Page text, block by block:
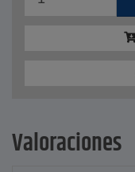
Valoraciones